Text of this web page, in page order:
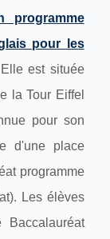
programme
pour les
est située
la Tour Eiffel
pour son
d'une place
programme
Les élèves